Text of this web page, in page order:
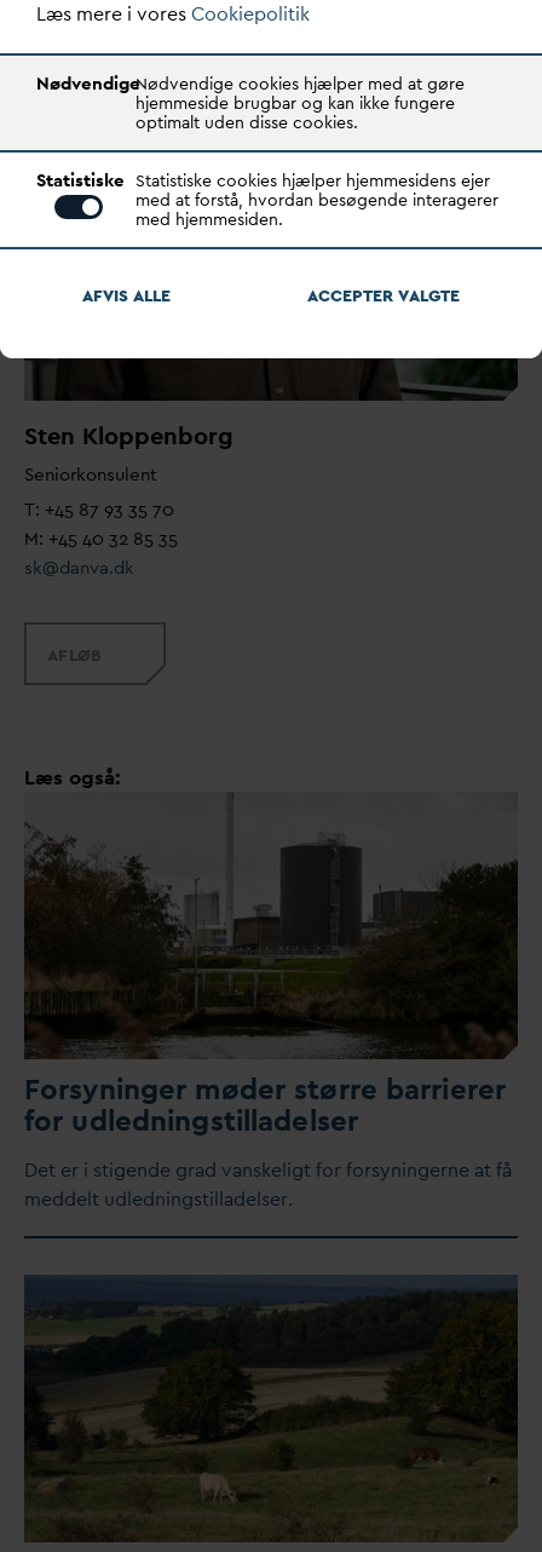
Sten Kloppenborg
Seniorkonsulent
T: +45 87 93 35 70
M: +45 40 32 85 35
sk@danva.dk
AFLØB
Læs også:
Forsyninger møder større barrierer
for udledningstilladelser
Det er i stigende grad vanskeligt for forsyningerne at få
meddelt udledningstilladelser.
Læs mere i voresCookiepolitik
NødvendigeNødvendige cookies hjælper med at gøre
hjemmeside brugbar og kan ikke fungere
optimalt uden disse cookies.
Statistiske Statistiske cookies hjælper hjemmesidens ejer
med at forstå, hvordan besøgende interagerer
med hjemmesiden.
AFVIS ALLE ACCEPTERVALGTE